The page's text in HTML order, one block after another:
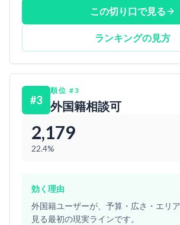
この切り口で見る
ランキングの見方
#3
順位 #3
外国籍相談可
2,179
22.4%
効く理由
外国籍ユーザーが、予算・広さ・エリ
見る最初の現実ラインです。